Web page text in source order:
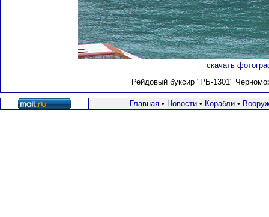
скачать
Рейдовый буксир "РБ-1301"
Главная• Новости• Корабли•